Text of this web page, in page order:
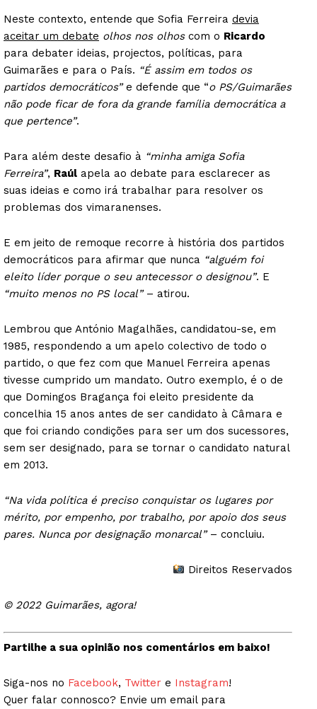
Guimarães, agora!
SUBSCREVA JÁ!
Institucional
Artigos
Europa
Grande Entrevista
Publicidade
Neste contexto, entende que Sofia Ferreira devia
aceitar um debate olhos nos olhoscom o Ricardo
para debater ideias, projectos, políticas, para
Guimarães e para o País. “É assim em todos os
partidos democráticos”e defende que “o PS/Guimarães
não pode ficar de fora da grande família democrática a
que pertence”.
Para além deste desafio à “minha amiga Sofia
Ferreira”, Raúl apela ao debate para esclarecer as
suas ideias e como irá trabalhar para resolver os
problemas dos vimaranenses.
E em jeito de remoque recorre à história dos partidos
democráticos para afirmar que nunca “alguém foi
eleito líder porque o seu antecessor o designou”. E
“muito menos no PS local”– atirou.
Lembrou que António Magalhães, candidatou-se, em
1985, respondendo a um apelo colectivo de todo o
partido, o que fez com que Manuel Ferreira apenas
tivesse cumprido um mandato. Outro exemplo, é o de
que Domingos Bragança foi eleito presidente da
concelhia 15 anos antes de ser candidato à Câmara e
que foi criando condições para ser um dos sucessores,
sem ser designado, para se tornar o candidato natural
em 2013.
“Na vida política é preciso conquistar os lugares por
mérito, por empenho, por trabalho, por apoio dos seus
pares. Nunca por designação monarcal”– concluiu.
Direitos Reservados
© 2022 Guimarães, agora!
Partilhe a sua opinião nos comentários em baixo!
Siga-nos no Facebook, Twitter e Instagram!
Quer falar connosco? Envie um email para